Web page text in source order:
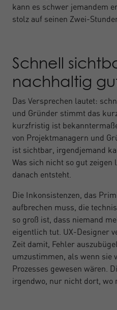
kann es schwer jemandem
stolz auf seinen Zwei-
Schnell
nachhaltig
Das Versprechen lautet:
und Gründer stimmt das
kurzfristig ist
von Projektmanagern und
ist sichtbar, irgendjemand
Was sich nicht so gut
danach entsteht.
Die Inkonsistenzen, das
aufbrechen muss, die
so groß ist, dass niemand
eigentlich tut. UX-Designer
Zeit damit, Fehler
umzustimmen, als wenn sie
Prozesses gewesen wären.
irgendwo, nur nicht dort, wo